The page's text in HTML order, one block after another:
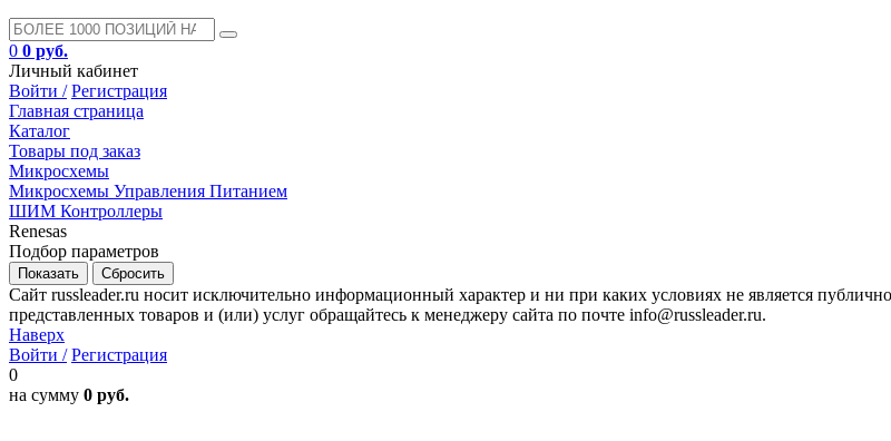
0 0 руб.
Личный кабинет
Войти / Регистрация
Главная страница
Каталог
Товары под заказ
Микросхемы
Микросхемы Управления Питанием
ШИМ Контроллеры
Renesas
Подбор параметров
Сайт russleader.ru носит исключительно информационный характер и ни при каких условиях не является
представленных товаров и (или) услуг обращайтесь к менеджеру сайта по почте info@russleader.ru.
Наверх
Войти / Регистрация
0
на сумму 0 руб.